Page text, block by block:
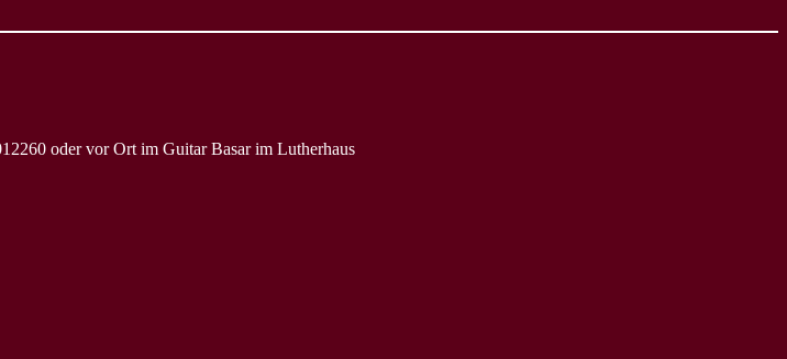
oder vor Ort im Guitar Basar im Lutherhaus